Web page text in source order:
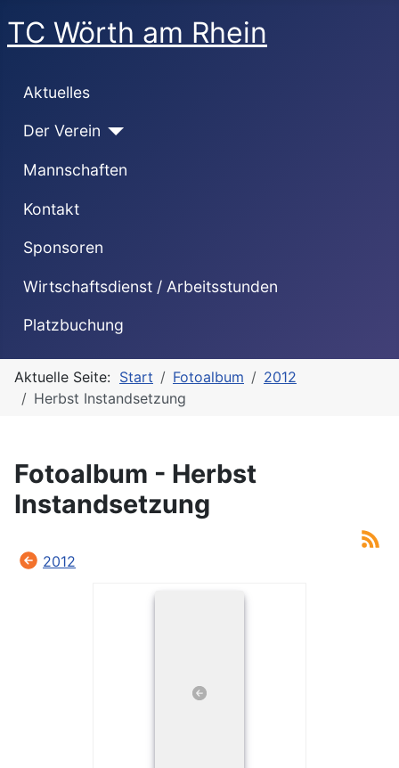
TC Wörth am Rhein
Aktuelles
Der Verein
Mannschaften
Kontakt
Sponsoren
Wirtschaftsdienst / Arbeitsstunden
Platzbuchung
Aktuelle Seite: Start Fotoalbum
2012
Herbst Instandsetzung
Fotoalbum - Herbst
Instandsetzung
2012